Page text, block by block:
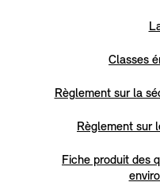
Classes
Règlement sur la
Règlement sur
Fiche produit des